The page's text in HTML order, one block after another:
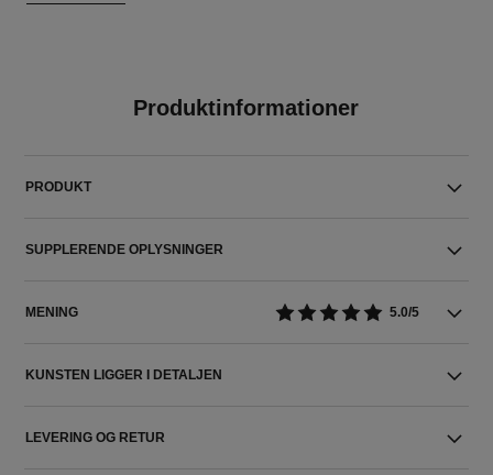
Produktinformationer
PRODUKT
SUPPLERENDE OPLYSNINGER
MENING 5.0/5
KUNSTEN LIGGER I DETALJEN
LEVERING OG RETUR